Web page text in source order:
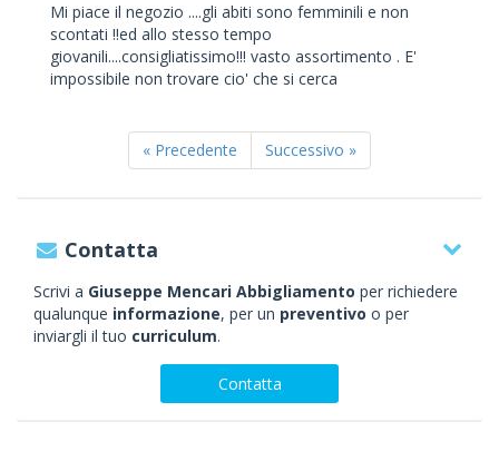
Mi piace il negozio ....gli abiti sono femminili e non
scontati !!ed allo stesso tempo
giovanili....consigliatissimo!!! vasto assortimento . E'
impossibile non trovare cio' che si cerca
« Precedente Successivo »
Contatta
Scrivi a Giuseppe Mencari Abbigliamento per richiedere
qualunque informazione, per un preventivo o per
inviargli il tuo curriculum.
Contatta